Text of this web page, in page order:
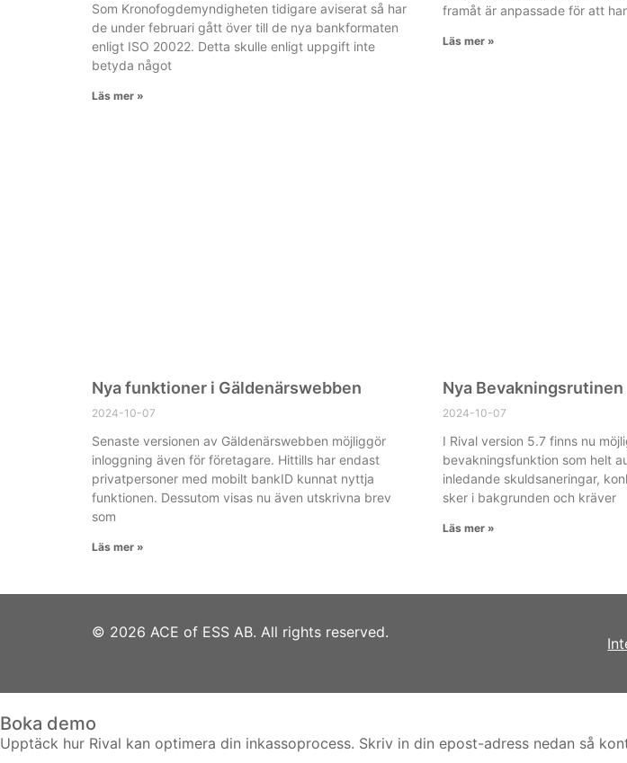
Som Kronofogdemyndigheten tidigare aviserat så har
de under februari gått över till de nya bankformaten
enligt ISO 20022. Detta skulle enligt uppgift inte
betyda något
Läs mer »
framåt är anpassade för att
Läs mer »
Nya funktioner i Gäldenärswebben
2024-10-07
Senaste versionen av Gäldenärswebben möjliggör
inloggning även för företagare. Hittills har endast
privatpersoner med mobilt bankID kunnat nyttja
funktionen. Dessutom visas nu även utskrivna brev
som
Läs mer »
Nya Bevakningsrutinen
2024-10-07
I Rival version 5.7 finns nu
bevakningsfunktion som helt
inledande skuldsaneringar,
sker i bakgrunden och kräver
Läs mer »
© 2026 ACE of ESS AB. All rights reserved.
Boka demo
Upptäck hur Rival kan optimera din inkassoprocess. Skriv in din epost-adress nedan så